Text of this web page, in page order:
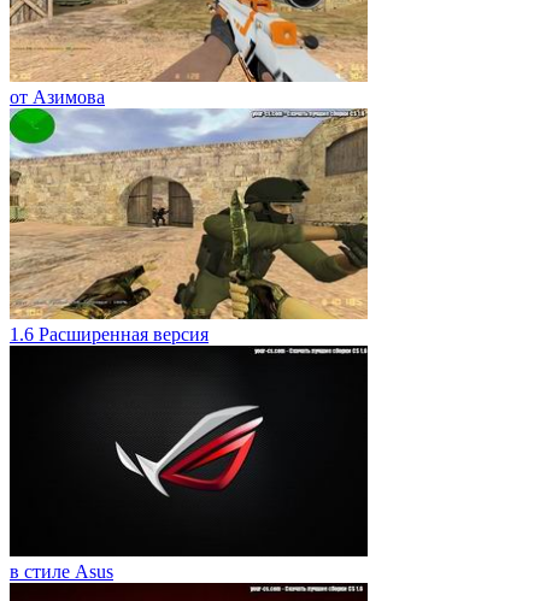
от Азимова
1.6 Расширенная версия
в стиле Asus